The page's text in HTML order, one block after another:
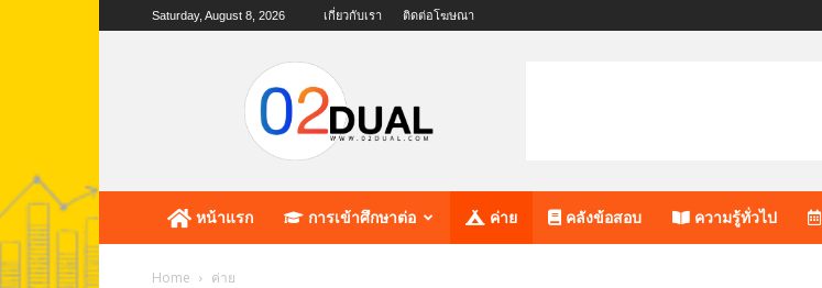
Saturday, August 8, 2026 เกี่ยวกับเรา ติดต่อโฆษณา
02dual.com
เว็บไซต์
หน้าแรก การเข้าศึกษาต่อ ค่าย คลังข้อสอบ ความรู้ทั่วไป
Home ค่าย